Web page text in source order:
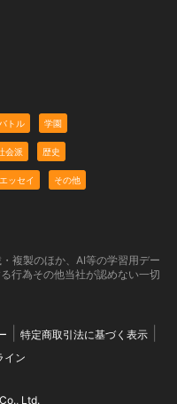
バトル 学園
会派 歴史
エッセイ その他
複製のほか、AI等の学習用デー
行為その他当社が認めない一切
特定商取引法に基づく表示
イン
Ltd.